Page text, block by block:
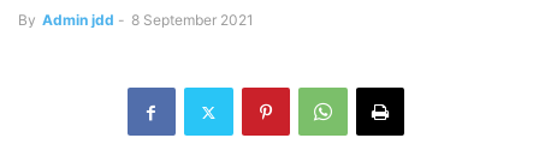
By Admin jdd - 8 September 2021